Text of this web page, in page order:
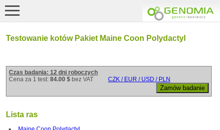
Testowanie kotów Pakiet Maine Coon Polydactyl
Czas badania: 12 dni roboczych
Cena za 1 test: 84.00 $ bez VAT CZK / EUR / USD / PLN
Lista ras